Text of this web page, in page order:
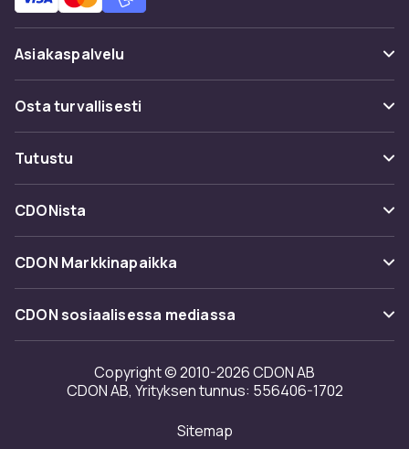
Asiakaspalvelu
Usein kysyttyä (UKK)
Seuraa pakettia
Ota yhteyttä
Osta turvallisesti
Maksuvaihtoehdot
Toimitus
Takaisinvedot
Tutustu
Kategoriat
Tuotemerkit
CDONista
Tietoa meistä
Asiakasarvionnit
Investor relations
Saavutettavuusseloste
CDON Markkinapaikka
Merchant Help Center
CDON sosiaalisessa mediassa
Copyright © 2010-2026 CDON AB
CDON AB, Yrityksen tunnus: 556406-1702
Sitemap